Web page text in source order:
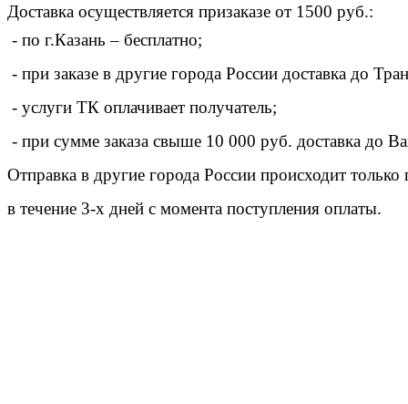
Доставка осуществляется призаказе от 1500 руб.:
- по г.Казань – бесплатно;
- при заказе в другие города России доставка до
- услуги ТК оплачивает получатель;
- при сумме заказа свыше 10 000 руб. доставка до
Отправка в другие города России происходит
в течение 3-х дней с момента поступления оплаты.